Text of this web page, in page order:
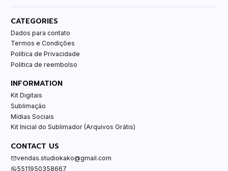
CATEGORIES
Dados para contato
Termos e Condições
Política de Privacidade
Politica de reembolso
INFORMATION
Kit Digitais
Sublimação
Mídias Sociais
Kit Inicial do Sublimador (Arquivos Grátis)
CONTACT US
vendas.studiokako@gmail.com
5511950358667